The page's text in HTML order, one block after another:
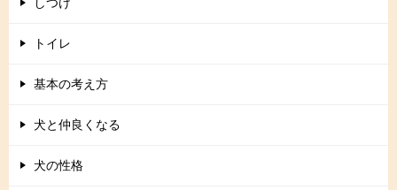
しつけ
トイレ
基本の考え方
犬と仲良くなる
犬の性格